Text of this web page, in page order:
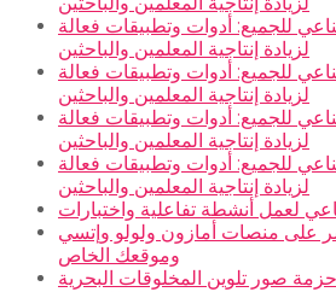
للجميع: أدوات وتطبيقات فعالة
لزيادة إنتاجية المعلمين والباحثين
للجميع: أدوات وتطبيقات فعالة
لزيادة إنتاجية المعلمين والباحثين
للجميع: أدوات وتطبيقات فعالة
لزيادة إنتاجية المعلمين والباحثين
للجميع: أدوات وتطبيقات فعالة
لزيادة إنتاجية المعلمين والباحثين
لعمل أنشطة تفاعلية واختبارات
على منصات أمازون ولولو وإتسي
وموقعك الخاص
حزمة صور تلوين المخلوقات البحرية